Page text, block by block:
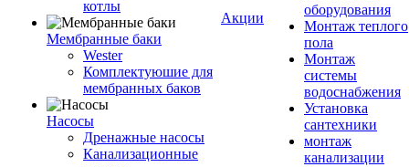
котлы
Мембранные баки
Wester
Комплектуюшие для
мембранных баков
Насосы
Дренажные насосы
Канализационные
Акции
оборудования
Монтаж теплого
пола
Монтаж
системы
водоснабжения
Установка
сантехники
монтаж
канализации